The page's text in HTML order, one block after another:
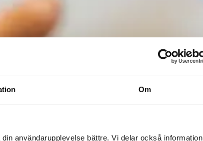
Om
användarupplevelse bättre. Vi delar också information